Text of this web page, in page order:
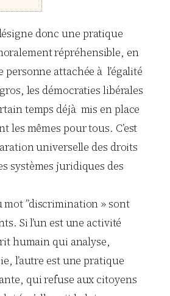
donc une pratique
répréhensible, en
attachée à l’égalité
les démocraties libérales
temps déjà mis en place
les mêmes pour tous. C’est
universelle des droits
systèmes juridiques des
mot ”discrimination » sont
Si l’un est une activité
humain qui analyse,
l’autre est une pratique
qui refuse aux citoyens